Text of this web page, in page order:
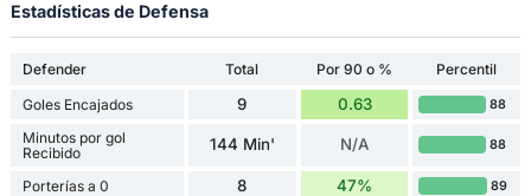
Estadísticas de Defensa
Defender Total Por 90 o %
Percentil
Goles Encajados
9 0.63 88
Minutos por gol
Recibido
144 Min' N/A 88
Porterías a 0 8 47% 89